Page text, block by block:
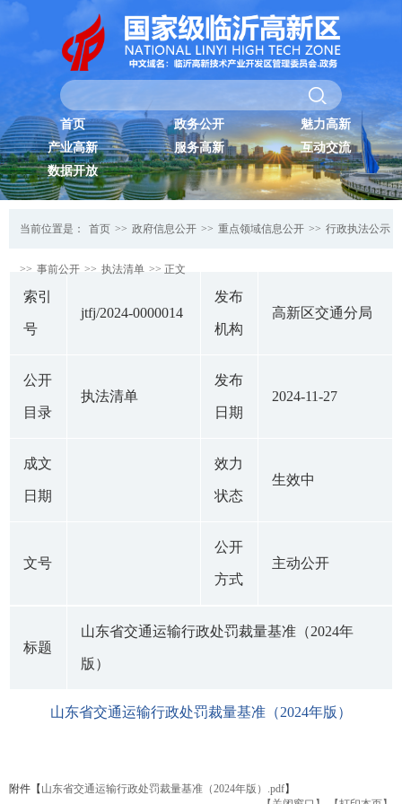
首页 政务公开
魅力高新
产业高新
服务高新
互动交流
数据开放
当前位置是： 首页 >> 政府信息公开 >> 重点领域信息公开 >> 行政执法公示
>> 事前公开 >> 执法清单 >> 正文
索引
号
jtfj/2024-0000014
发布
机构
高新区交通分局
公开
目录
执法清单
发布
日期
2024-11-27
成文
日期
效力
状态
生效中
文号
公开
方式
主动公开
标题
山东省交通运输行政处罚裁量基准（2024年
版）
山东省交通运输行政处罚裁量基准（2024年版）
附件【 山东省交通运输行政处罚裁量基准（2024年版）.pdf】